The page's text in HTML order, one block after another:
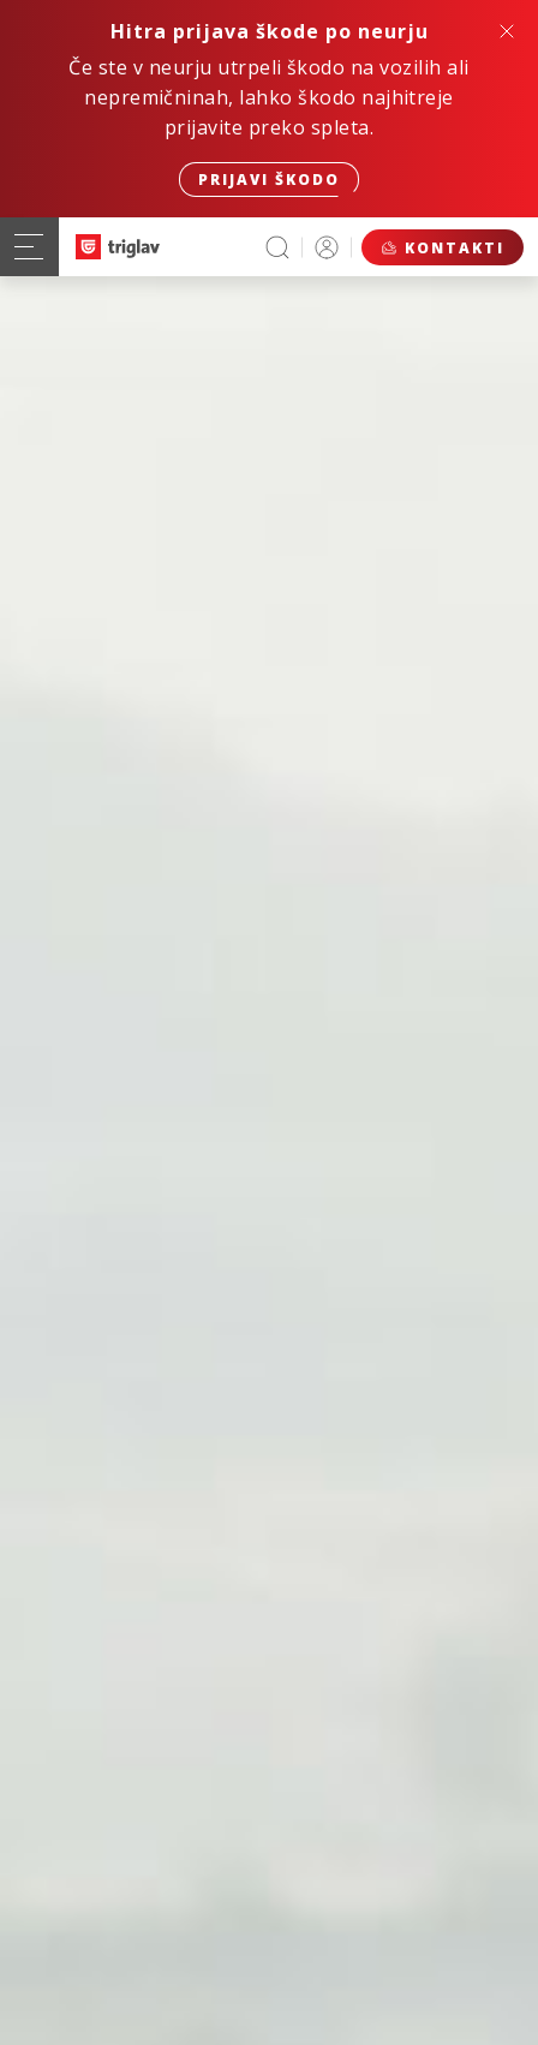
Hitra prijava škode po neurju
Če ste v neurju utrpeli škodo na vozilih ali
nepremičninah, lahko škodo najhitreje
prijavite preko spleta.
PRIJAVI ŠKODO
KONTAKTI